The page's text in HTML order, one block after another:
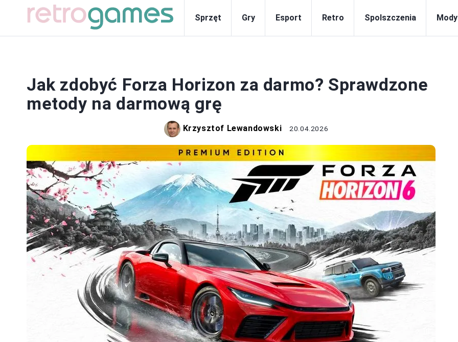
Sprzęt Gry Esport Retro Spolszczenia Mody
Jak zdobyć Forza Horizon za darmo? Sprawdzone
metody na darmową grę
Krzysztof Lewandowski 20.04.2026